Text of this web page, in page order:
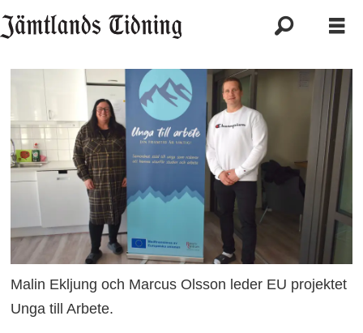
Malin Ekljung och Marcus Olsson leder EU projektet
Unga till Arbete.